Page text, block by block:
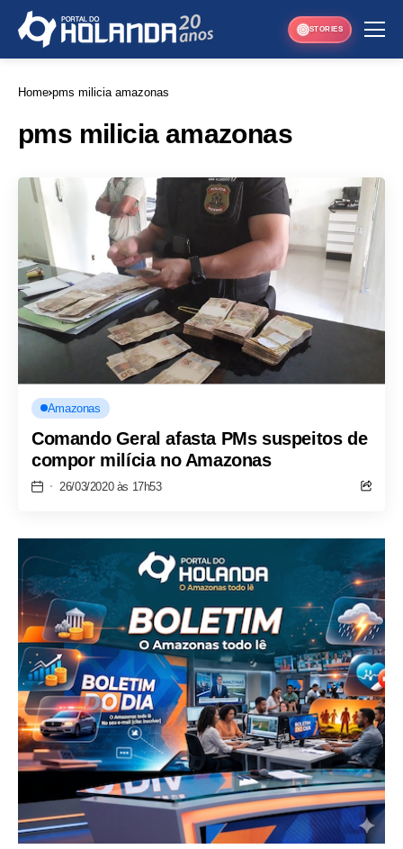
STORIES
Home pms milicia amazonas
pms milicia amazonas
Amazonas
Comando Geral afasta PMs suspeitos de
compor milícia no Amazonas
26/03/2020 às 17h53